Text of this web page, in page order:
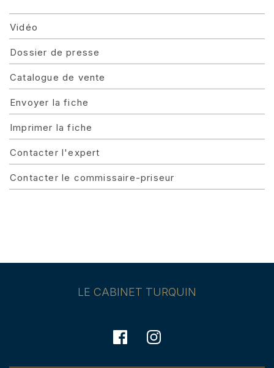
Vidéo
Dossier de presse
Catalogue de vente
Envoyer la fiche
Imprimer la fiche
Contacter l'expert
Contacter le commissaire-priseur
LE CABINET TURQUIN